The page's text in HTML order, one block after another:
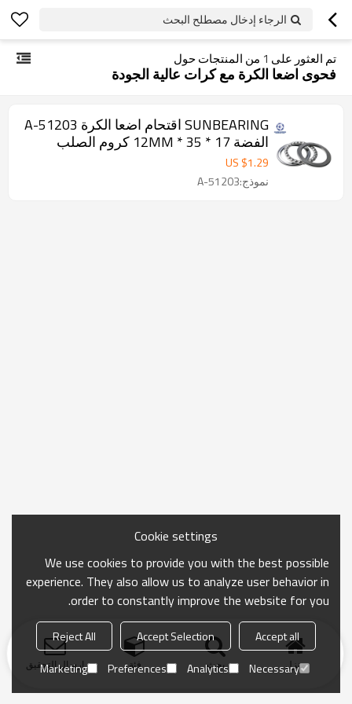
الرجاء إدخال مصطلح البحث
تم العثور على 1 من المنتجات حول
فحوى اضعا الكرة مع كرات عالية الجودة
SUNBEARING اقتحام اضعا الكرة 51203-A
الفضة 17 * 35 * 12MM كروم الصلب
GCR15
US $1.29
نموذج:51203-A
منزل بحث فئة ارسال التحقيق
Cookie settings
We use cookies to provide you with the best possible
experience. They also allow us to analyze user behavior in
order to constantly improve the website for you.
Accept all
Accept Selection
Reject All
Necessary
Analytics
Preferences
Marketing